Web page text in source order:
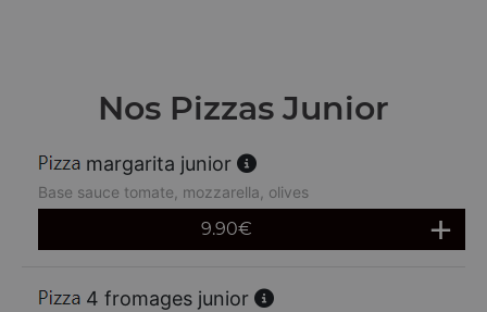
Nos Pizzas Junior
margarita junior
Base sauce tomate, mozzarella, olives
9.90€
4 fromages junior